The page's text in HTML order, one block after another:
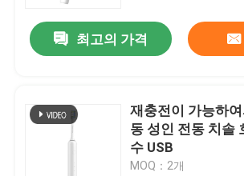
최고의 가격
재충전이 가능하
동 성인 전동 치솔
수 USB
MOQ：2개